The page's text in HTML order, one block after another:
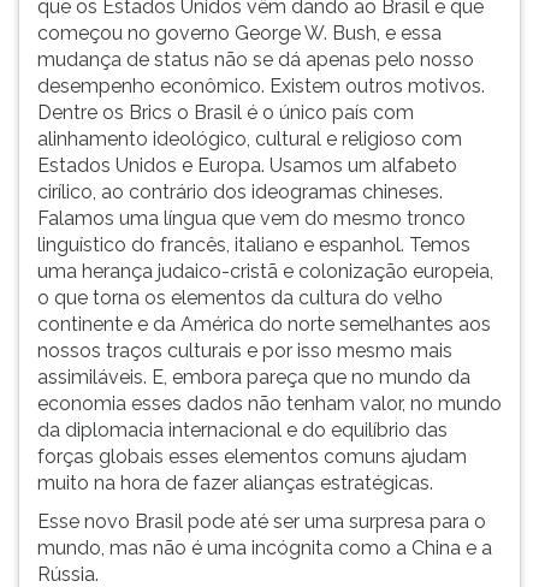
que os Estados Unidos vêm dando ao Brasil e que
começou no governo George W. Bush, e essa
mudança de status não se dá apenas pelo nosso
desempenho econômico. Existem outros motivos.
Dentre os Brics o Brasil é o único país com
alinhamento ideológico, cultural e religioso com
Estados Unidos e Europa. Usamos um alfabeto
cirílico, ao contrário dos ideogramas chineses.
Falamos uma língua que vem do mesmo tronco
linguístico do francês, italiano e espanhol. Temos
uma herança judaico-cristã e colonização europeia,
o que torna os elementos da cultura do velho
continente e da América do norte semelhantes aos
nossos traços culturais e por isso mesmo mais
assimiláveis. E, embora pareça que no mundo da
economia esses dados não tenham valor, no mundo
da diplomacia internacional e do equilíbrio das
forças globais esses elementos comuns ajudam
muito na hora de fazer alianças estratégicas.
Esse novo Brasil pode até ser uma surpresa para o
mundo, mas não é uma incógnita como a China e a
Rússia.